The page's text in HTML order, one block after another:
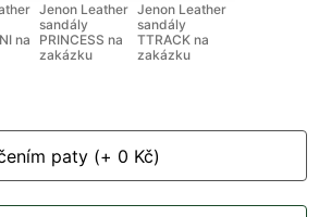
na
Jenon Leather
sandály
PRINCESS na
zakázku
Jenon Leather
sandály
TTRACK na
zakázku